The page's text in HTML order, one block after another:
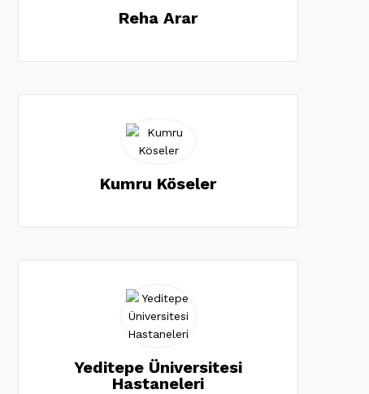
Reha Arar
Kumru Köseler
Yeditepe Üniversitesi
Hastaneleri